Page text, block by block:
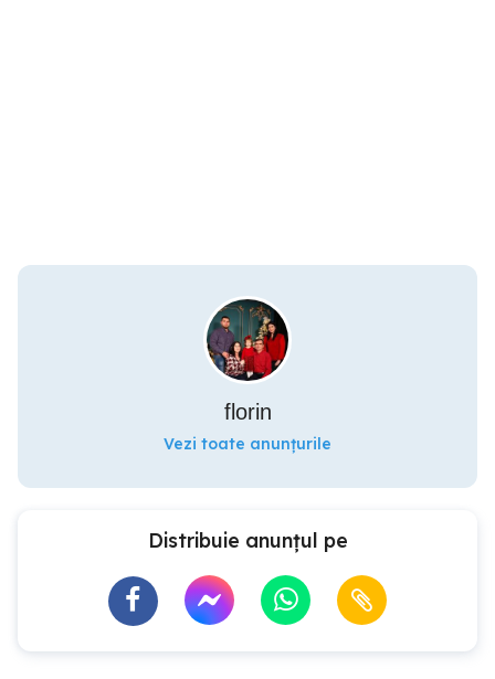
florin
Vezi toate anunțurile
Distribuie anunțul pe